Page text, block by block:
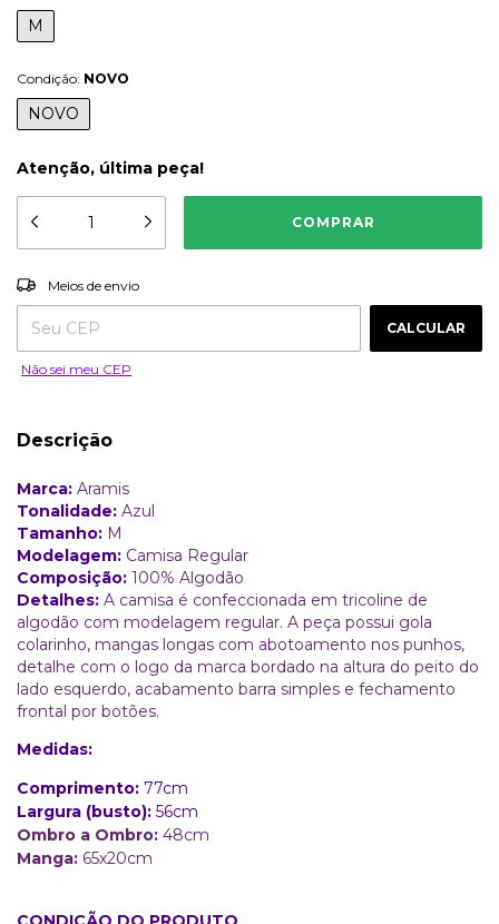
M
Condição: NOVO
NOVO
Atenção, última peça!
Entregas para o CEP:
Meios de envio
CALCULAR
Não sei meu CEP
Descrição
Marca: Aramis
Tonalidade: Azul
Tamanho: M
Modelagem: Camisa Regular
Composição: 100% Algodão
Detalhes: A camisa é confeccionada em tricoline de
algodão com modelagem regular. A peça possui gola
colarinho, mangas longas com abotoamento nos punhos,
detalhe com o logo da marca bordado na altura do peito do
lado esquerdo, acabamento barra simples e fechamento
frontal por botões.
Medidas:
Comprimento: 77cm
Largura (busto): 56cm
Ombro a Ombro: 48cm
Manga: 65x20cm